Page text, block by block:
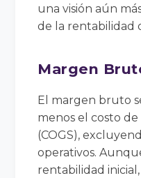
una visión aún
de la rentabilidad
Margen
El margen bruto
menos el costo
(COGS),
operativos.
rentabilidad